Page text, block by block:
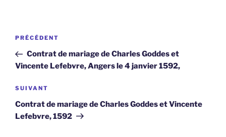
Navigation
l’article
Article
précédent
PRÉCÉDENT
Contrat de mariage de Charles Goddes et
Vincente Lefebvre, Angers le 4 janvier 1592,
Article
suivant
SUIVANT
Contrat de mariage de Charles Goddes et Vincente
Lefebvre, 1592